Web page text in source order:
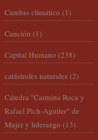
Cambio climático (1)
Canción (1)
Capital Humano (238)
catástrofes naturales (2)
Cátedra "Carmina Roca y
Rafael Pich-Aguiler" de
Mujer y liderazgo (13)